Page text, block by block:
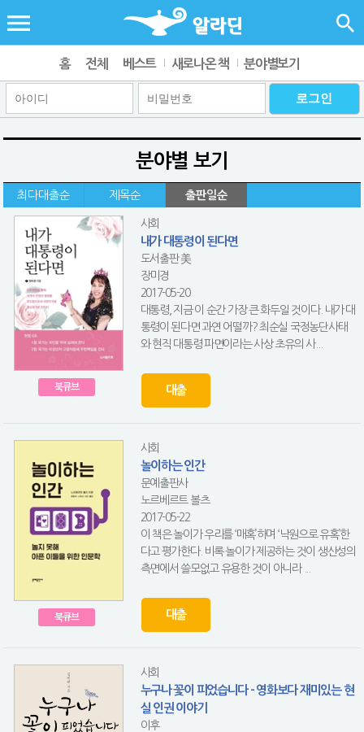
홈 전체 베스트 새로나온 책 분야별보기
분야별 보기
최다대출순 제목순 출판일순
북큐브
사회
내가 대통령이 된다면
도서출판 美
장미경
2017-05-20
대통령, 지금 이 순간 가장 큰 화두일 것이다. 내가 대
통령이 된다면 과연 어떨까? 최순실 국정농단사태
와 현직 대통령 파면이라는 사상 초유의 사...
대출
북큐브
사회
놀이하는 인간
문예출판사
노르베르트 볼츠
2017-05-22
이 책은 놀이가 우리를 ‘매혹’하며 ‘낙원으로 유혹’한
다고 평가한다. 비록 놀이가 제공하는 것이 생산성의
측면에서 쓸모없고 유용한 것이 아니라 ...
대출
사회
누구나 꽃이 피었습니다 - 영화보다 재미있는 현
실 인권 이야기
이후